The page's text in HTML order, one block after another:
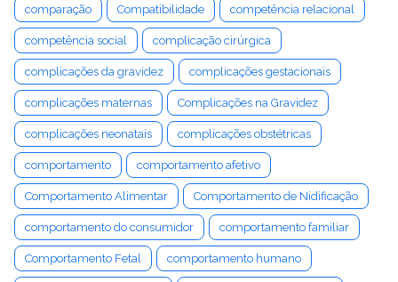
comparação Compatibilidade competência relacional
competência social complicação cirúrgica
complicações da gravidez complicações gestacionais
complicações maternas Complicações na Gravidez
complicações neonatais complicações obstétricas
comportamento comportamento afetivo
Comportamento Alimentar Comportamento de Nidificação
comportamento do consumidor comportamento familiar
Comportamento Fetal comportamento humano